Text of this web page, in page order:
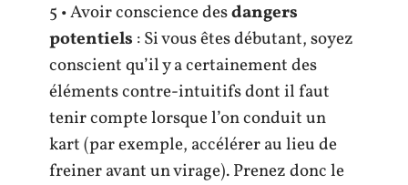
5 • Avoir conscience desdangers
potentiels : Si vous êtes débutant, soyez
conscient qu’il y a certainement des
éléments contre-intuitifs dont il faut
tenir compte lorsque l’on conduit un
kart (par exemple, accélérer au lieu de
freiner avant un virage). Prenez donc le